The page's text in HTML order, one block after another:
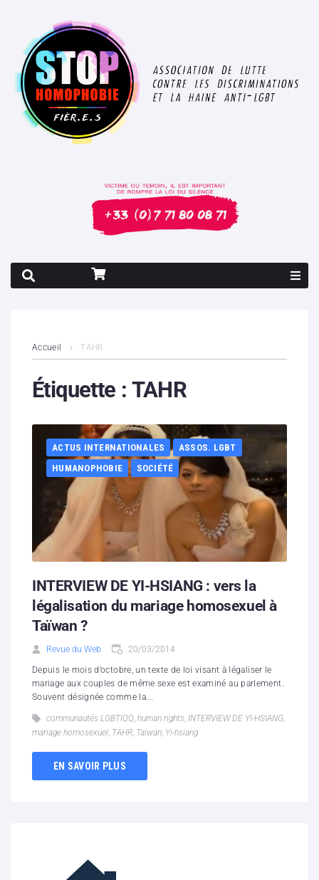
Contenus litigieux
Boutique
Partenaires
Contacts
Hébergement solidaire
Accueil TAHR
Étiquette : TAHR
ACTUS INTERNATIONALES
ASSOS. LGBT
HUMANOPHOBIE
SOCIÉTÉ
INTERVIEW DE YI-HSIANG : vers la
légalisation du mariage homosexuel à
Taïwan ?
Revue du Web 20/03/2014
Depuis le mois d’octobre, un texte de loi visant à légaliser le
mariage aux couples de même sexe est examiné au parlement.
Souvent désignée comme la...
communautés LGBTIQQ, human rights, INTERVIEW DE YI-HSIANG,
mariage homosexuel, TAHR, Taïwan, Yi-hsiang
EN SAVOIR PLUS